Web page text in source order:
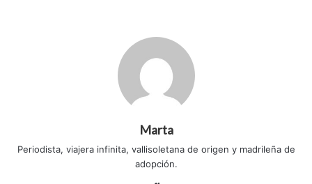
Marta
Periodista, viajera infinita, vallisoletana de origen y madrileña de
adopción.